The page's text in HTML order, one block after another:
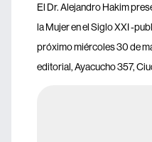
El Dr. Alejandro Hakim
la Mujer en el Siglo XXI -
próximo miércoles 30 de
editorial, Ayacucho 357,